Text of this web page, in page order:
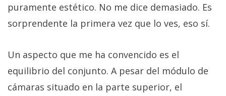
puramente estético. No me dice demasiado. Es
sorprendente la primera vez que lo ves, eso sí.
Un aspecto que me ha convencido es el
equilibrio del conjunto. A pesar del módulo de
cámaras situado en la parte superior, el